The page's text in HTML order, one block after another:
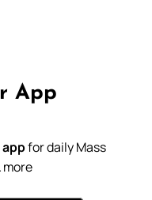
App
for daily Mass
more